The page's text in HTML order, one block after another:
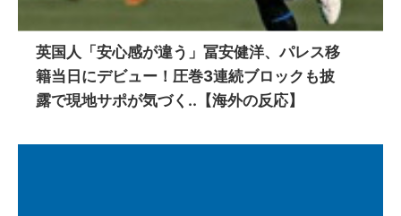
英国人「安心感が違う」冨安健洋、パレス移
籍当日にデビュー！圧巻3連続ブロックも披
露で現地サポが気づく..【海外の反応】